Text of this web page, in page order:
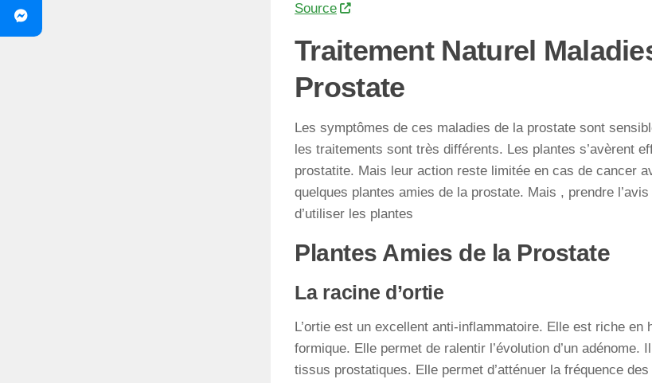
Source
Traitement Naturel
Prostate
Les symptômes de ces maladies de la prostate sont
les traitements sont très différents. Les plantes s’avèrent
prostatite. Mais leur action reste limitée en cas de cancer
quelques plantes amies de la prostate. Mais , prendre
d’utiliser les plantes
Plantes Amies de la Prostate
La racine d’ortie
L’ortie est un excellent anti-inflammatoire. Elle est riche
formique. Elle permet de ralentir l’évolution d’un adénome.
tissus prostatiques. Elle permet d’atténuer la fréquence